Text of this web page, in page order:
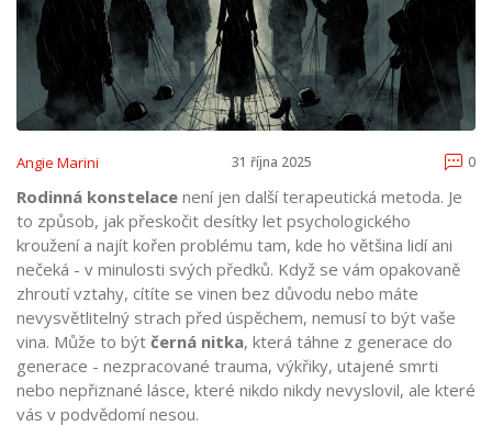
Angie Marini 31 října 2025 0
Rodinná konstelace není jen další terapeutická metoda. Je
to způsob, jak přeskočit desítky let psychologického
kroužení a najít kořen problému tam, kde ho většina lidí ani
nečeká - v minulosti svých předků. Když se vám opakovaně
zhroutí vztahy, cítíte se vinen bez důvodu nebo máte
nevysvětlitelný strach před úspěchem, nemusí to být vaše
vina. Může to být černá nitka, která táhne z generace do
generace - nezpracované trauma, výkřiky, utajené smrti
nebo nepřiznané lásce, které nikdo nikdy nevyslovil, ale které
vás v podvědomí nesou.